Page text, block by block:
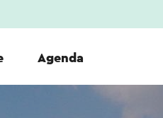
Agenda